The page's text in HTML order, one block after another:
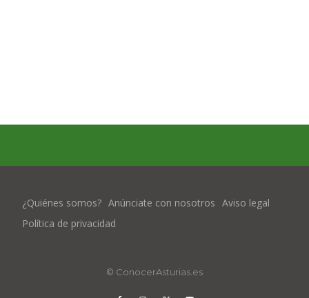
¿Quiénes somos? Anúnciate con nosotros Aviso legal
Política de privacidad
© ConocerAsturias.es